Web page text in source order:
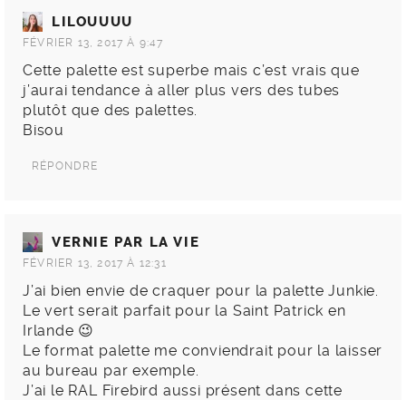
LILOUUUU
FÉVRIER 13, 2017 À 9:47
Cette palette est superbe mais c’est vrais que
j’aurai tendance à aller plus vers des tubes
plutôt que des palettes.
Bisou
RÉPONDRE
VERNIE PAR LA VIE
FÉVRIER 13, 2017 À 12:31
J’ai bien envie de craquer pour la palette Junkie.
Le vert serait parfait pour la Saint Patrick en
Irlande 😉
Le format palette me conviendrait pour la laisser
au bureau par exemple.
J’ai le RAL Firebird aussi présent dans cette